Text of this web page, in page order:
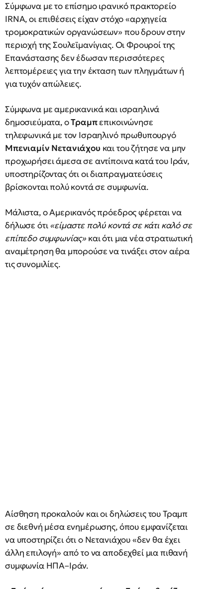
Σύμφωνα με το επίσημο ιρανικό πρακτορείο
IRNA, οι επιθέσεις είχαν στόχο «αρχηγεία
τρομοκρατικών οργανώσεων» που δρουν στην
περιοχή της Σουλεϊμανίγιας. Οι Φρουροί της
Επανάστασης δεν έδωσαν περισσότερες
λεπτομέρειες για την έκταση των πληγμάτων ή
για τυχόν απώλειες.
Σύμφωνα με αμερικανικά και ισραηλινά
δημοσιεύματα, οΤραμπεπικοινώνησε
τηλεφωνικά με τον Ισραηλινό πρωθυπουργό
Μπενιαμίν Νετανιάχου και του ζήτησε να μην
προχωρήσει άμεσα σε αντίποινα κατά του Ιράν,
υποστηρίζοντας ότι οι διαπραγματεύσεις
βρίσκονται πολύ κοντά σε συμφωνία.
Μάλιστα, ο Αμερικανός πρόεδρος φέρεται να
δήλωσε ότι«είμαστε πολύ κοντά σε κάτι καλό σε
επίπεδο συμφωνίας»και ότι μια νέα στρατιωτική
αναμέτρηση θα μπορούσε να τινάξει στον αέρα
τις συνομιλίες.
Αίσθηση προκαλούν και οι δηλώσεις του Τραμπ
σε διεθνή μέσα ενημέρωσης, όπου εμφανίζεται
να υποστηρίζει ότι ο Νετανιάχου «δεν θα έχει
άλλη επιλογή» από το να αποδεχθεί μια πιθανή
συμφωνία ΗΠΑ–Ιράν.